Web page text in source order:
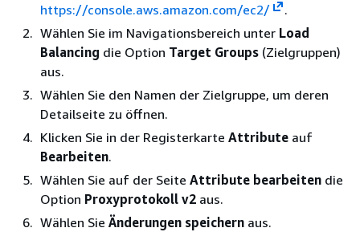
https://console.aws.amazon.com/ec2/
.
Wählen Sie im Navigationsbereich unter Load
Balancing die Option Target Groups (Zielgruppen)
aus.
Wählen Sie den Namen der Zielgruppe, um deren
Detailseite zu öffnen.
Klicken Sie in der Registerkarte Attribute auf
Bearbeiten.
Wählen Sie auf der Seite Attribute bearbeiten die
Option Proxyprotokoll v2 aus.
Wählen Sie Änderungen speichern aus.